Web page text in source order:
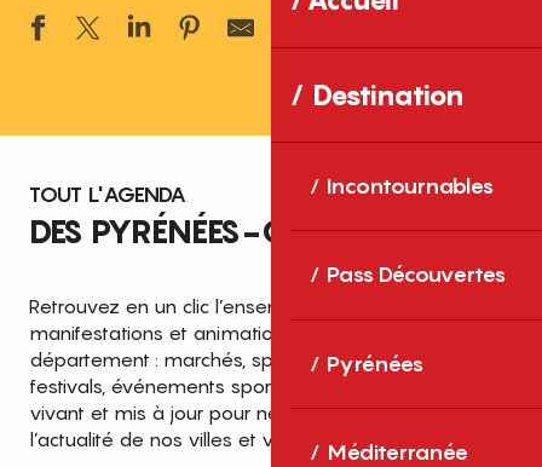
Destination
Incontournables
Pass Découvertes
Pyrénées
Méditerranée
TOUT L'AGENDA
DES PYRÉNÉES-ORIENTALES
Retrouvez en un clic l’ensemble des fêtes,
manifestations et animations recensées dans le
département : marchés, spectacles, expositions,
festivals, événements sportifs et culturels… un agenda
vivant et mis à jour pour ne rien manquer de
l’actualité de nos villes et villages.